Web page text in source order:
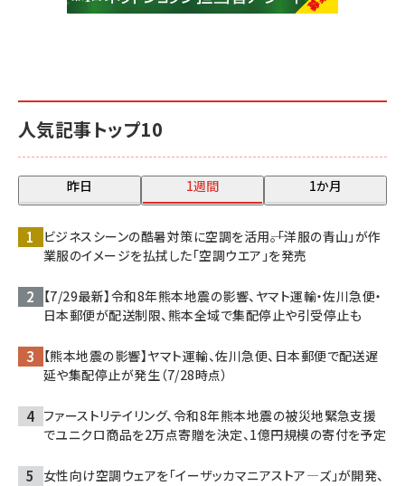
人気記事トップ10
昨日 1週間 1か月
ビジネスシーンの酷暑対策に空調を活用――。「洋服の青山」が作
業服のイメージを払拭した「空調ウエア」を発売
【7/29最新】令和8年熊本地震の影響、ヤマト運輸・佐川急便・
日本郵便が配送制限、熊本全域で集配停止や引受停止も
【熊本地震の影響】ヤマト運輸、佐川急便、日本郵便で配送遅
延や集配停止が発生（7/28時点）
ファーストリテイリング、令和8年熊本地震の被災地緊急支援
でユニクロ商品を2万点寄贈を決定、1億円規模の寄付を予定
女性向け空調ウェアを「イーザッカマニアストア―ズ」が開発、